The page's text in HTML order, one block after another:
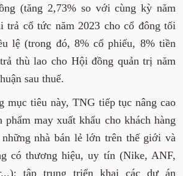
(tăng 2,73% so với cùng kỳ năm
trả cổ tức năm 2023 cho cổ đông tối
lệ (trong đó, 8% cổ phiếu, 8% tiền
thù lao cho Hội đồng quản trị năm
sau thuế.
mục tiêu này, TNG tiếp tục nâng cao
phẩm may xuất khẩu cho khách hàng
nhà bán lẻ lớn trên thế giới và
có thương hiệu, uy tín (Nike, ANF,
tập trung triển khai các dự án